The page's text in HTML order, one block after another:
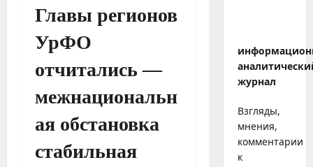
Главы регионов
УрФО
отчитались —
межнациональн
ая обстановка
стабильная
журнал
Взгляды,
мнения,
комментарии
к